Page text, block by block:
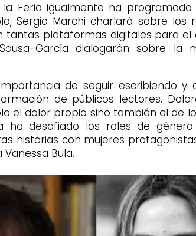
Feria igualmente ha programado
Sergio Marchi charlará sobre los
tantas plataformas digitales para el
García dialogarán sobre la
de seguir escribiendo y
de públicos lectores.
el dolor propio sino también el de
ha desafiado los roles de
historias con mujeres
Bula.